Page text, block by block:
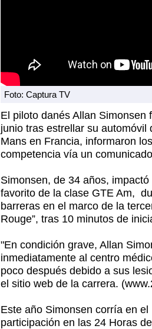
Foto: Captura TV
El piloto danés Allan Simonsen
junio tras estrellar su automóvil
Mans en Francia, informaron
competencia vía un
Simonsen, de 34 años,
favorito de la clase GTE Am,
barreras en el marco de la
Rouge”, tras 10 minutos de
"En condición grave, Allan
inmediatamente al centro
poco después debido a sus
el sitio web de la carrera.
Este año Simonsen corría en
participación en las 24 Horas